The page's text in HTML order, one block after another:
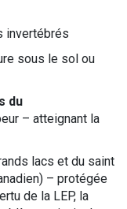
invertébrés
sous le sol ou
du
– atteignant la
lacs et du saint
– protégée
de la LEP, la